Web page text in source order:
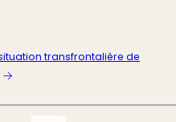
transfrontalière de